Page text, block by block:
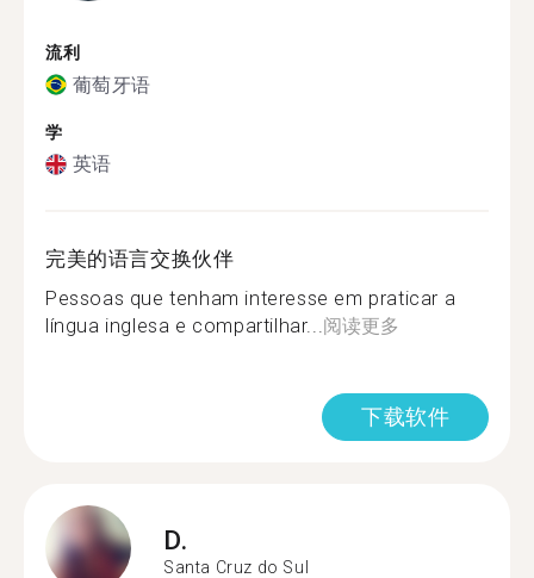
流利
葡萄牙语
学
英语
完美的语言交换伙伴
Pessoas que tenham interesse em praticar a
língua inglesa e compartilhar...阅读更多
下载软件
D.
Santa Cruz do Sul